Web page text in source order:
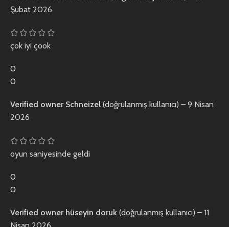
Şubat 2026
çok iyi çook
0
0
Verified owner Schneizel (doğrulanmış kullanıcı) – 9 Nisan
2026
oyun saniyesinde geldi
0
0
Verified owner hüseyin doruk (doğrulanmış kullanıcı) – 11